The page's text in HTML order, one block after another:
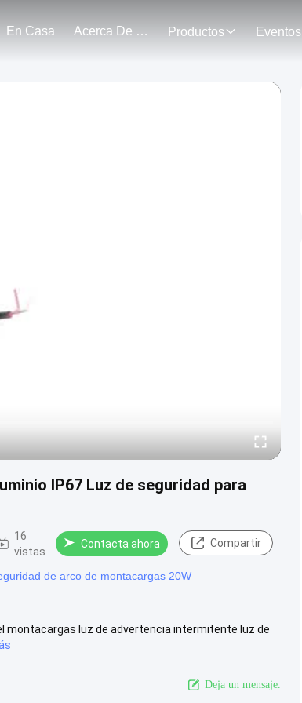
En Casa Acerca De Nosotros Productos Eventos
IP67 Luz de seguridad para
16
vistas
Contacta ahora Compartir
de arco de montacargas 20W
montacargas luz de advertencia intermitente luz de
Deja un mensaje.